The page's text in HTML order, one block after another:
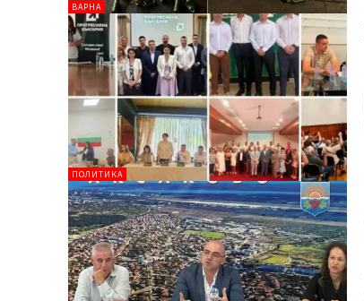
ВАРНА
ПОЛИТИКА